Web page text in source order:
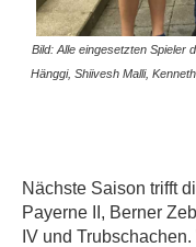
Bild: Alle eingesetzten Spieler
Hänggi, Shiivesh Malli,
Nächste Saison trifft
Payerne II, Berner
IV und